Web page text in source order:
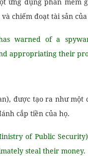
chiếm đoạt tài sản của
warned of a
appropriating their
an), được tạo ra như
cắp tiền của họ.
of Public
steal their money.